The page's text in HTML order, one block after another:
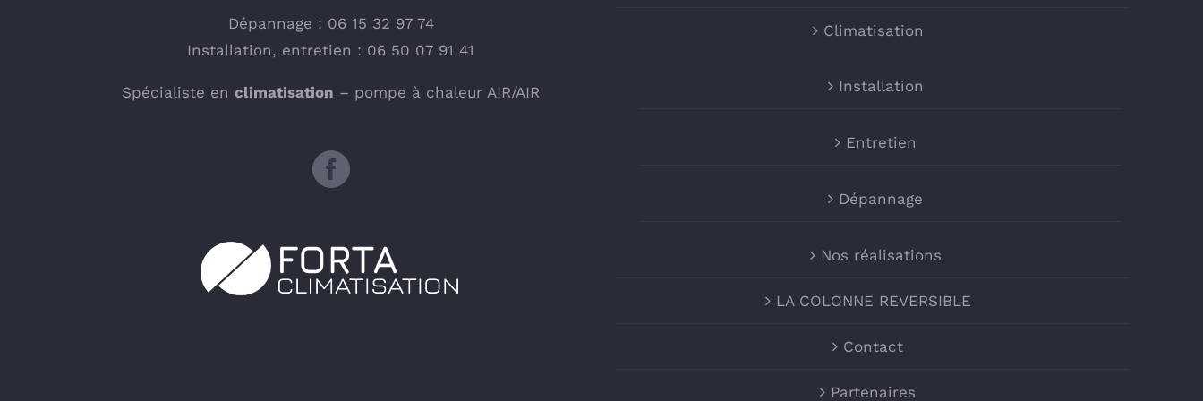
Dépannage : 06 15 32 97 74
Installation, entretien : 06 50 07 91 41
Spécialiste en climatisation – pompe à chaleur AIR/AIR
Climatisation
Installation
Entretien
Dépannage
Nos réalisations
LA COLONNE REVERSIBLE
Contact
Partenaires